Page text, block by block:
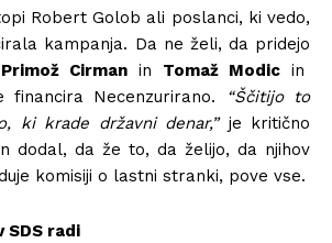
Robert Golob ali poslanci, ki vedo,
kampanja. Da ne želi, da pridejo
Primož Cirman in Tomaž Modic in
financira Necenzurirano.
“Ščitijo to
ki krade državni denar,”je kritično
dodal, da že to, da želijo, da njihov
komisiji o lastni stranki, pove vse.
SDS radi